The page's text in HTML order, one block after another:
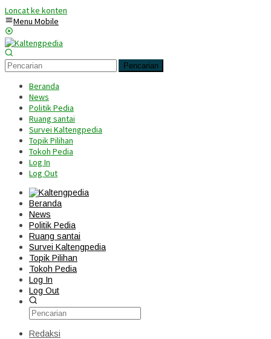
Loncat ke konten
Menu Mobile
Pencarian
Beranda
News
Politik Pedia
Ruang santai
Survei Kaltengpedia
Topik Pilihan
Tokoh Pedia
Log In
Log Out
Beranda
News
Politik Pedia
Ruang santai
Survei Kaltengpedia
Topik Pilihan
Tokoh Pedia
Log In
Log Out
Redaksi